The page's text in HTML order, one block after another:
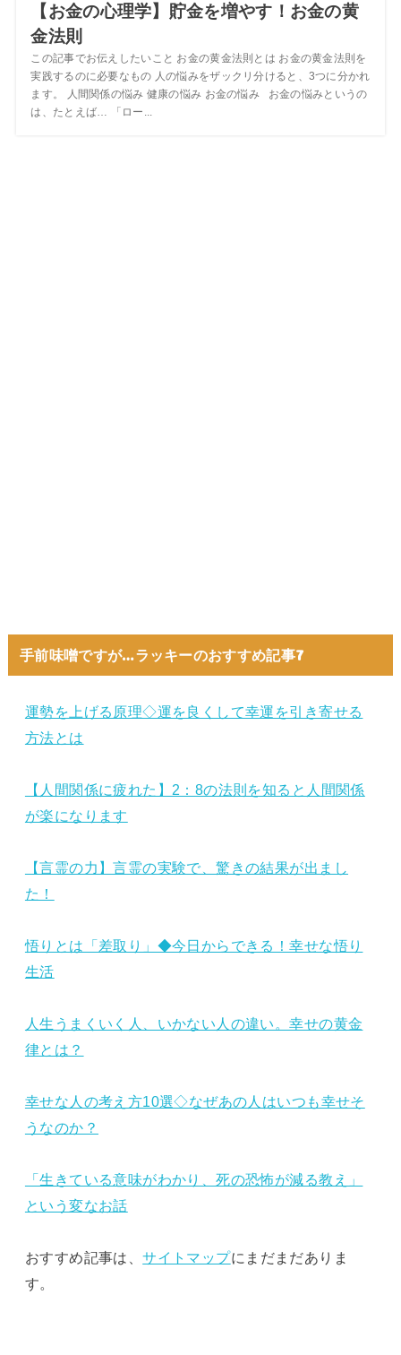
【お金の心理学】貯金を増やす！お金の黄
金法則
この記事でお伝えしたいこと お金の黄金法則とは お金の黄金法則を
実践するのに必要なもの 人の悩みをザックリ分けると、3つに分かれ
ます。 人間関係の悩み 健康の悩み お金の悩み お金の悩みというの
は、たとえば… 「ロー...
手前味噌ですが…ラッキーのおすすめ記事7
運勢を上げる原理◇運を良くして幸運を引き寄せる
方法とは
【人間関係に疲れた】2：8の法則を知ると人間関係
が楽になります
【言霊の力】言霊の実験で、驚きの結果が出まし
た！
悟りとは「差取り」◆今日からできる！幸せな悟り
生活
人生うまくいく人、いかない人の違い。幸せの黄金
律とは？
幸せな人の考え方10選◇なぜあの人はいつも幸せそ
うなのか？
「生きている意味がわかり、死の恐怖が減る教え」
という変なお話
おすすめ記事は、サイトマップにまだまだありま
す。